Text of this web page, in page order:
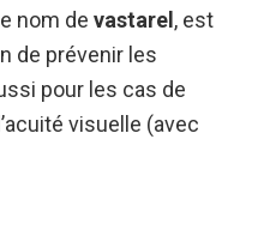
nom devastarel , est
de prévenir les
pour les cas de
visuelle (avec